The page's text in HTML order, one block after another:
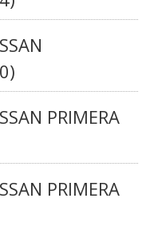
PRIMERA
PRIMERA